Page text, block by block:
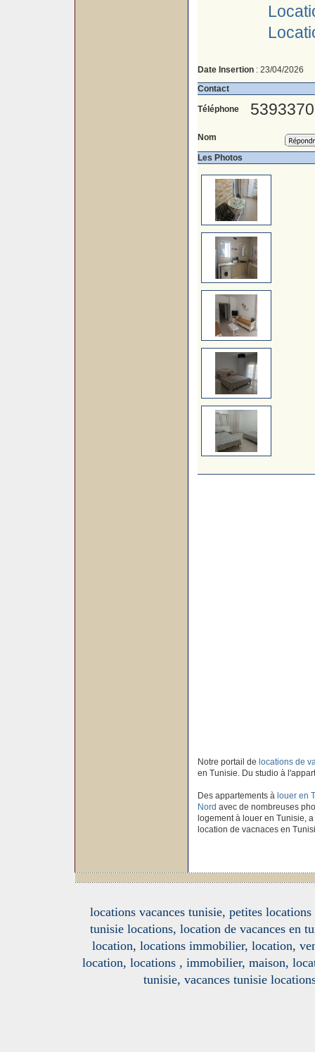
Date Insertion: 23/04/2026
Contact
Téléphone
Nom
Les Photos
Notre portail de locations de
en Tunisie. Du studio à
Des appartements à louer en
Nord avec de nombreuses
logement à louer en Tunisie,
location de vacnaces en
locations vacances tunisie, petites
tunisie locations, location de vacances en
location, locations immobilier, location,
location, locations , immobilier, maison,
tunisie, vacances tunisie